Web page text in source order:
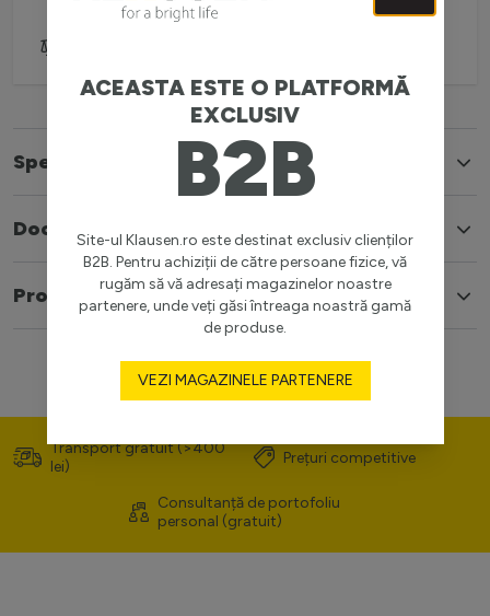
Specificatii
Documente
Produse similare
ACEASTA ESTE O PLATFORMĂ
EXCLUSIV
B2B
Site-ul Klausen.ro este destinat exclusiv clienților
B2B. Pentru achiziții de către persoane fizice, vă
rugăm să vă adresați magazinelor noastre
partenere, unde veți găsi întreaga noastră gamă
de produse.
VEZI MAGAZINELE PARTENERE
Transport gratuit (>400
lei)
Prețuri competitive
Consultanță de portofoliu
personal (gratuit)